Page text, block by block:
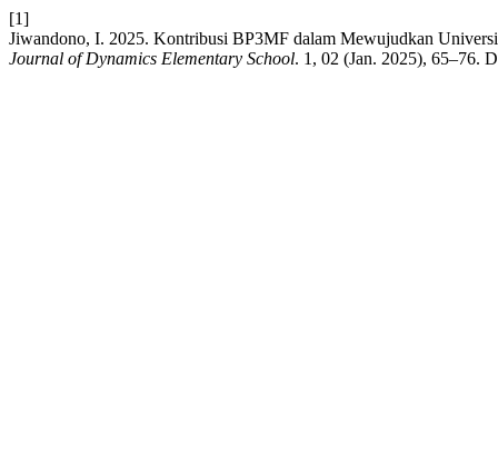
[1]
Jiwandono, I. 2025. Kontribusi BP3MF dalam Mewujudkan
Journal of Dynamics Elementary School. 1, 02 (Jan. 2025), 65–76.